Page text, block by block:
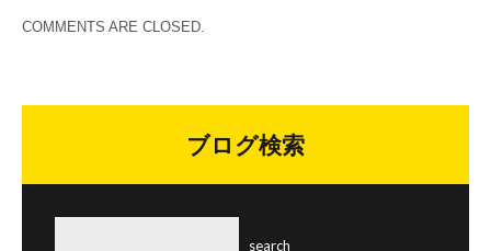
COMMENTS ARE CLOSED.
ブログ検索